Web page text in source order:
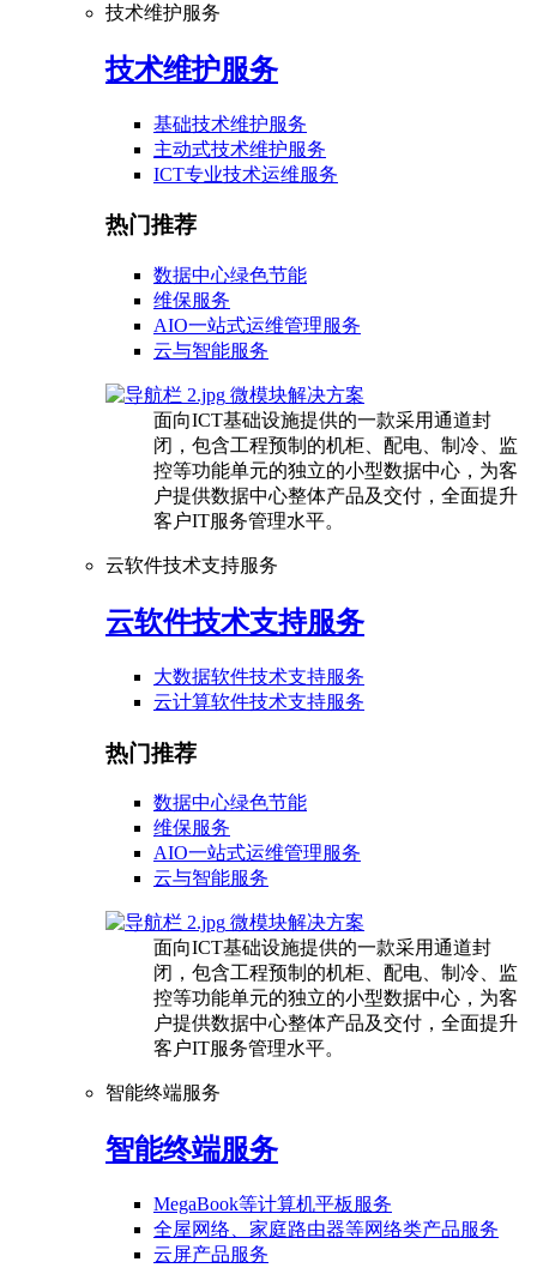
技术维护服务
技术维护服务
基础技术维护服务
主动式技术维护服务
ICT专业技术运维服务
热门推荐
数据中心绿色节能
维保服务
AIO一站式运维管理服务
云与智能服务
微模块解决方案
面向ICT基础设施提供的一款采用通道封
闭，包含工程预制的机柜、配电、制冷、监
控等功能单元的独立的小型数据中心，为客
户提供数据中心整体产品及交付，全面提升
客户IT服务管理水平。
云软件技术支持服务
云软件技术支持服务
大数据软件技术支持服务
云计算软件技术支持服务
热门推荐
数据中心绿色节能
维保服务
AIO一站式运维管理服务
云与智能服务
微模块解决方案
面向ICT基础设施提供的一款采用通道封
闭，包含工程预制的机柜、配电、制冷、监
控等功能单元的独立的小型数据中心，为客
户提供数据中心整体产品及交付，全面提升
客户IT服务管理水平。
智能终端服务
智能终端服务
MegaBook等计算机平板服务
全屋网络、家庭路由器等网络类产品服务
云屏产品服务